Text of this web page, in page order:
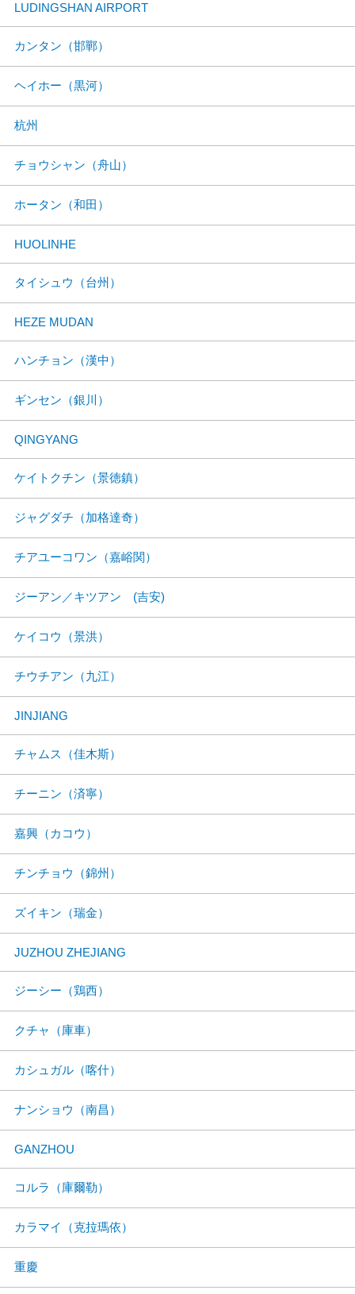
LUDINGSHAN AIRPORT
カンタン（邯鄲）
ヘイホー（黒河）
杭州
チョウシャン（舟山）
ホータン（和田）
HUOLINHE
タイシュウ（台州）
HEZE MUDAN
ハンチョン（漢中）
ギンセン（銀川）
QINGYANG
ケイトクチン（景徳鎮）
ジャグダチ（加格達奇）
チアユーコワン（嘉峪関）
ジーアン／キツアン (吉安)
ケイコウ（景洪）
チウチアン（九江）
JINJIANG
チャムス（佳木斯）
チーニン（済寧）
嘉興（カコウ）
チンチョウ（錦州）
ズイキン（瑞金）
JUZHOU ZHEJIANG
ジーシー（鶏西）
クチャ（庫車）
カシュガル（喀什）
ナンショウ（南昌）
GANZHOU
コルラ（庫爾勒）
カラマイ（克拉瑪依）
重慶